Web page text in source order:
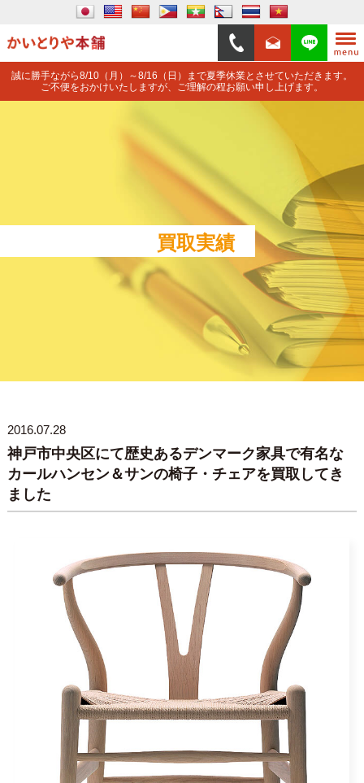
誠に勝手ながら8/10（月）～8/16（日）まで夏季休業とさせていただきます。
ご不便をおかけいたしますが、ご理解の程お願い申し上げます。
買取実績
2016.07.28
神戸市中央区にて歴史あるデンマーク家具で有名な
カールハンセン＆サンの椅子・チェアを買取してき
ました